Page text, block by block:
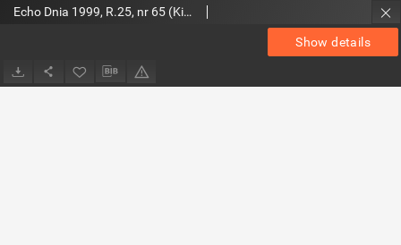
Show details
Echo Dnia 1999, R.25, nr 65 (Kieleckie)